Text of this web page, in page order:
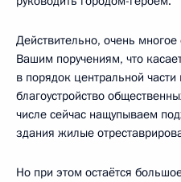
Действительно, очень
Вашим поручениям, что
в порядок центральной
благоустройство
числе сейчас нащупываем
здания жилые
Но при этом остаётся